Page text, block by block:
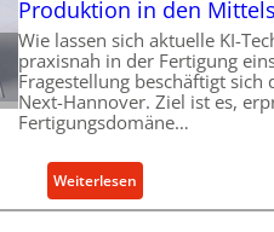
e
t
z
t
e
e
Produktion in den
Wie lassen sich aktuelle KI-
praxisnah in der Fertigung
Fragestellung beschäftigt sich
Next-Hannover. Ziel ist es,
Fertigungsdomäne…
Weiterlesen:
F